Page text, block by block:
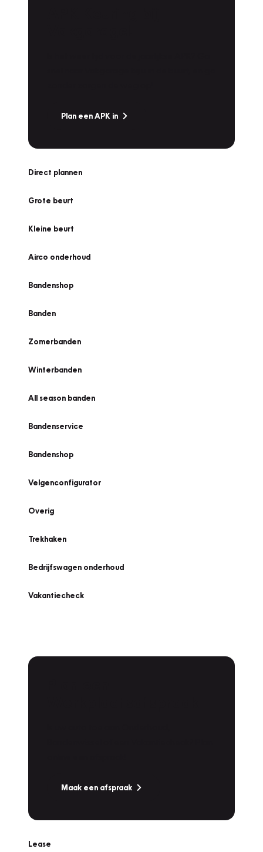
Plan een APK in
Direct plannen
Grote beurt
Kleine beurt
Airco onderhoud
Bandenshop
Banden
Zomerbanden
Winterbanden
All season banden
Bandenservice
Bandenshop
Velgenconfigurator
Overig
Trekhaken
Bedrijfswagen onderhoud
Vakantiecheck
Maak een afspraak
Lease